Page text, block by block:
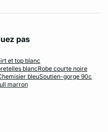
pas
et top blanc
blancRobe courte noire
bleuSoutien-gorge 90c
marron